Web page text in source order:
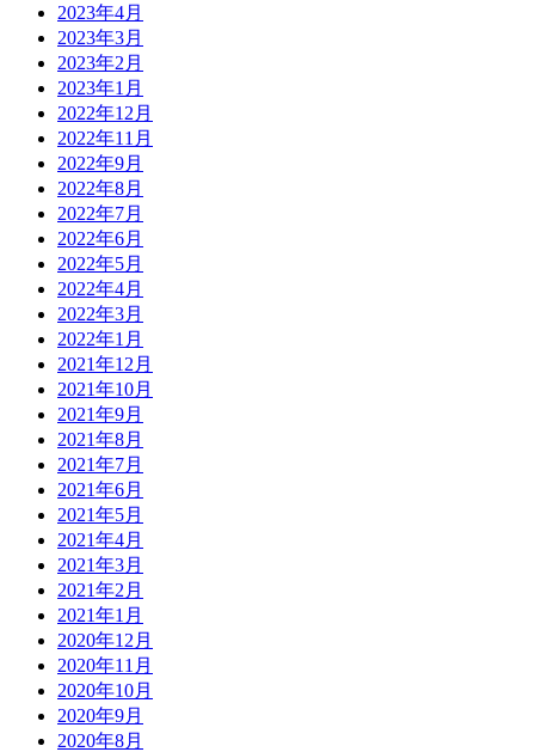
2023年4月
2023年3月
2023年2月
2023年1月
2022年12月
2022年11月
2022年9月
2022年8月
2022年7月
2022年6月
2022年5月
2022年4月
2022年3月
2022年1月
2021年12月
2021年10月
2021年9月
2021年8月
2021年7月
2021年6月
2021年5月
2021年4月
2021年3月
2021年2月
2021年1月
2020年12月
2020年11月
2020年10月
2020年9月
2020年8月